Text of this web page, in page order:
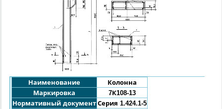
Наименование
Колонна
Маркировка
7К108-13
Нормативный документ Серия 1.424.1-5